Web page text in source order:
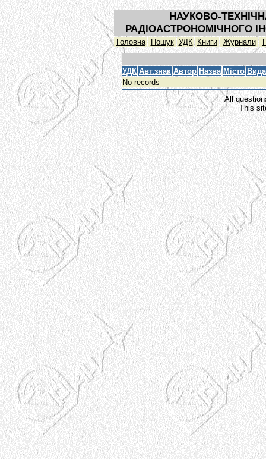
НАУКОВО-
РАДІОАСТРОНОМІЧНОГО
Головна Пошук УДК Книги Журнали
УДК Авт.знак Автор Назва Місто
No records
All
This